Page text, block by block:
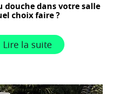
douche dans votre salle
choix faire ?
Lire la suite